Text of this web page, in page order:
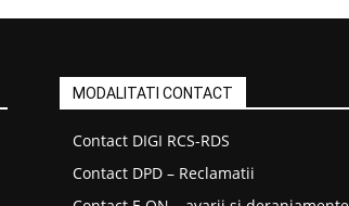
MODALITATI CONTACT
Contact DIGI RCS-RDS
Contact DPD – Reclamatii